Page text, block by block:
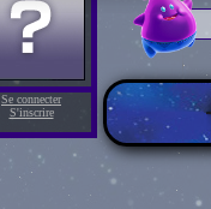
Se connecter
S'inscrire